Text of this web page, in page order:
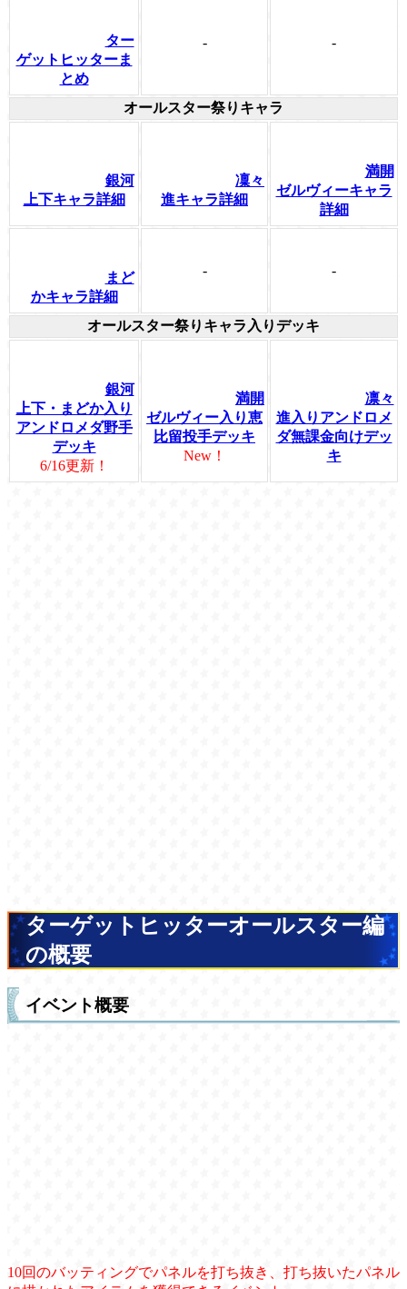
ター
ゲットヒッターま
とめ
- -
オールスター祭りキャラ
銀河
上下キャラ詳細
凜々
進キャラ詳細
満開
ゼルヴィーキャラ
詳細
まど
かキャラ詳細
- -
オールスター祭りキャラ入りデッキ
銀河
上下・まどか入り
アンドロメダ野手
デッキ
6/16更新！
満開
ゼルヴィー入り恵
比留投手デッキ
New！
凛々
進入りアンドロメ
ダ無課金向けデッ
キ
ターゲットヒッターオールスター編
の概要
イベント概要
10回のバッティングでパネルを打ち抜き、打ち抜いたパネル